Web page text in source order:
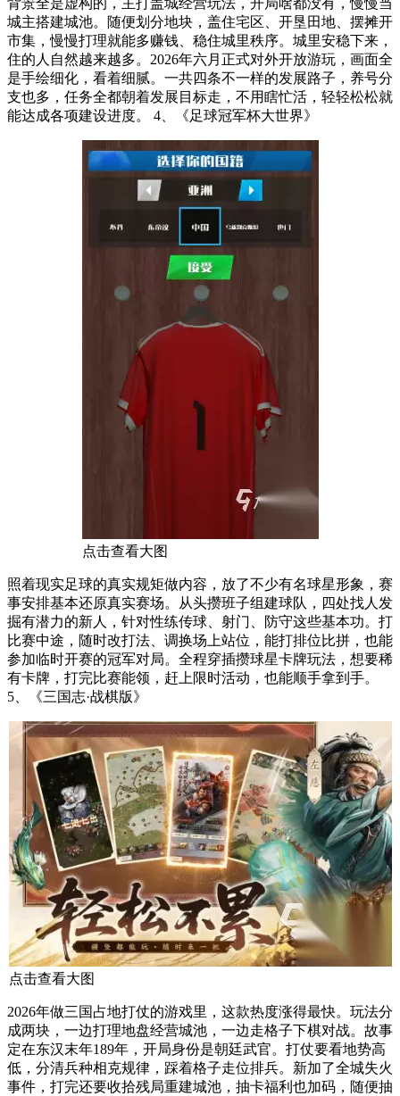
城主搭建城池。随便划分地块，盖住宅区、开垦田地、摆摊开
市集，慢慢打理就能多赚钱、稳住城里秩序。城里安稳下来，
住的人自然越来越多。2026年六月正式对外开放游玩，画面全
是手绘细化，看着细腻。一共四条不一样的发展路子，养号分
支也多，任务全都朝着发展目标走，不用瞎忙活，轻轻松松就
能达成各项建设进度。 4、《足球冠军杯大世界》
点击查看大图
照着现实足球的真实规矩做内容，放了不少有名球星形象，赛
事安排基本还原真实赛场。从头攒班子组建球队，四处找人发
掘有潜力的新人，针对性练传球、射门、防守这些基本功。打
比赛中途，随时改打法、调换场上站位，能打排位比拼，也能
参加临时开赛的冠军对局。全程穿插攒球星卡牌玩法，想要稀
有卡牌，打完比赛能领，赶上限时活动，也能顺手拿到手。
5、《三国志·战棋版》
点击查看大图
2026年做三国占地打仗的游戏里，这款热度涨得最快。玩法分
成两块，一边打理地盘经营城池，一边走格子下棋对战。故事
定在东汉末年189年，开局身份是朝廷武官。打仗要看地势高
低，分清兵种相克规律，踩着格子走位排兵。新加了全城失火
事件，打完还要收拾残局重建城池，抽卡福利也加码，随便抽